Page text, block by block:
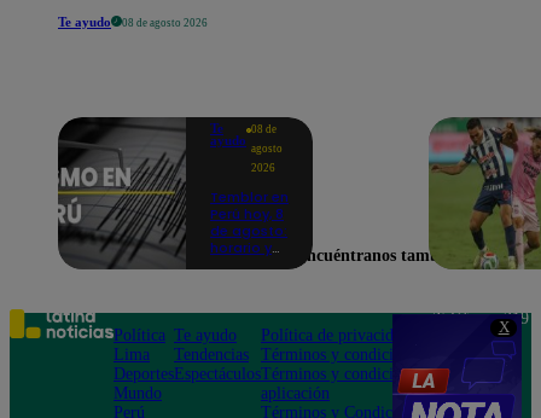
X
Te ayudo 08 de agosto 2026
Te
ayudo
08 de
agosto
2026
Temblor en
Perú hoy, 8
de agosto:
horario y
según IGP
Encuéntranos también en
Política
Lima
Deportes
Mundo
Perú
Te ayudo
Tendencias
Espectáculos
Política de privacidad
Términos y condiciones
Términos y condiciones
aplicación
Términos y Condiciones
Teléfono: 219
Av. San
Felipe 968
Jesús María